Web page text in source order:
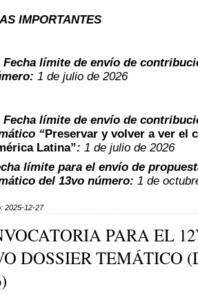
IMPORTANTES
Fecha límite de envío de
1 de julio de 2026
Fecha límite de envío de
“Preservar y volver a ver el
Latina”: 1 de julio de 2026
límite para el envío de
del 13vo número: 1 de
2025-12-27
PARA EL
DOSSIER TEMÁTICO